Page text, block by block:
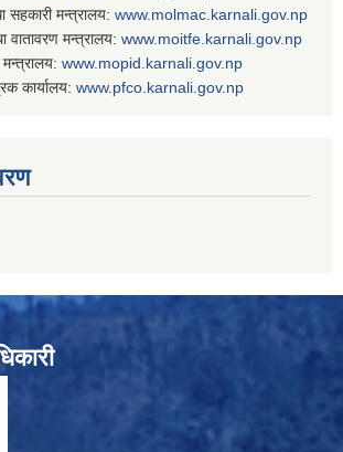
सहकारी मन्त्रालय: www. molmac.karnali.gov.np
वातावरण मन्त्रालय: www. moitfe.karnali.gov.np
मन्त्रालय: www. mopid.karnali.gov.np
कार्यालय: www. pfco.karnali.gov.np